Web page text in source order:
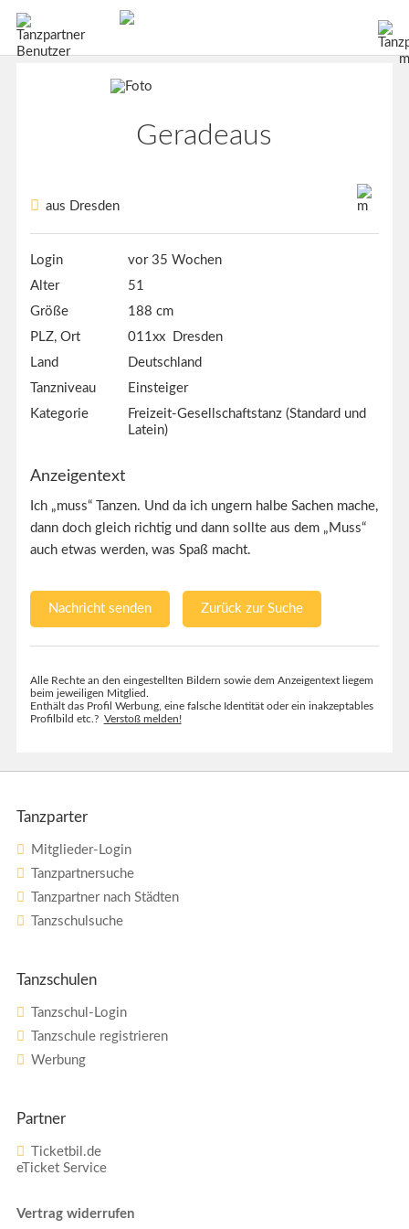
Geradeaus
aus Dresden
Login
vor 35 Wochen
Alter
51
Größe
188 cm
PLZ, Ort
011xx Dresden
Land
Deutschland
Tanzniveau
Einsteiger
Kategorie
Freizeit-Gesellschaftstanz (Standard und
Latein)
Anzeigentext
Ich „muss“ Tanzen. Und da ich ungern halbe Sachen mache,
dann doch gleich richtig und dann sollte aus dem „Muss“
auch etwas werden, was Spaß macht.
Nachricht senden Zurück zur Suche
Alle Rechte an den eingestellten Bildern sowie dem Anzeigentext liegem
beim jeweiligen Mitglied.
Enthält das Profil Werbung, eine falsche Identität oder ein inakzeptables
Profilbild etc.? Verstoß melden!
Tanzparter
Mitglieder-Login
Tanzpartnersuche
Tanzpartner nach Städten
Tanzschulsuche
Tanzschulen
Tanzschul-Login
Tanzschule registrieren
Werbung
Partner
Ticketbil.de
eTicket Service
Vertrag widerrufen